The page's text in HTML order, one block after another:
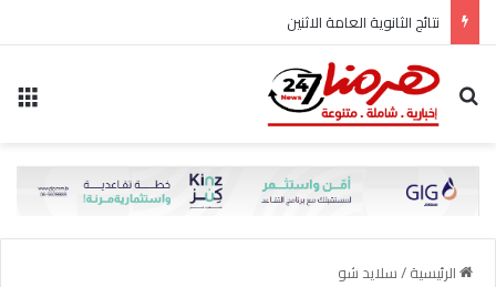
نتائج الثانوية العامة الاثنين
بحث عن
الرئيسية/سلايد شو